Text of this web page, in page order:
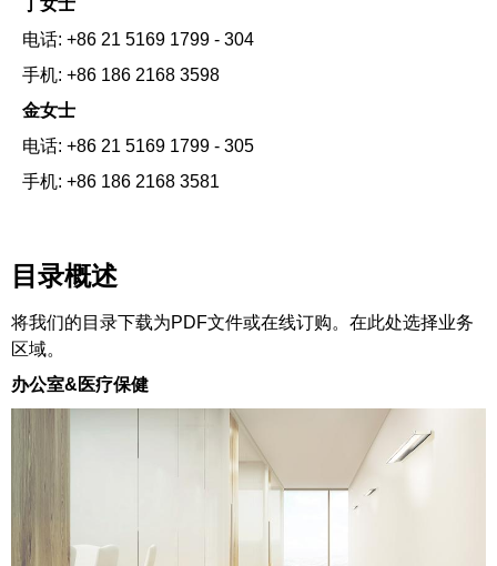
丁女士
电话: +86 21 5169 1799 - 304
手机: +86 186 2168 3598
金女士
电话: +86 21 5169 1799 - 305
手机: +86 186 2168 3581
目录概述
将我们的目录下载为PDF文件或在线订购。在此处选择业务
区域。
办公室&医疗保健